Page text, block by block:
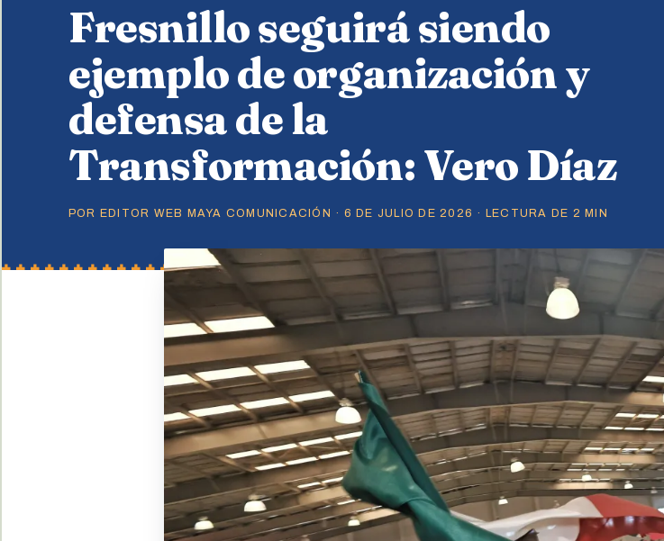
Fresnillo seguirá siendo
ejemplo de organización y
defensa de la
Transformación: Vero Díaz
POR EDITOR WEB MAYA COMUNICACIÓN · 6 DE JULIO DE 2026 · LECTURA DE 2 MIN